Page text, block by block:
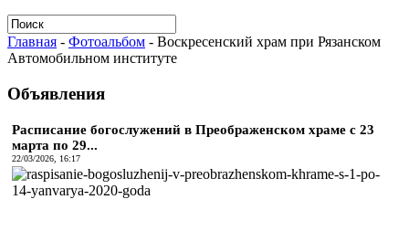
Главная - Фотоальбом - Воскресенский храм при Рязанском
Автомобильном институте
Объявления
Расписание богослужений в Преображенском храме с 23
марта по 29...
22/03/2026, 16:17